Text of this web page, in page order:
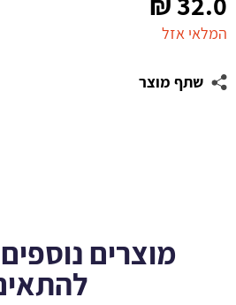
המלאי אזל
שתף מוצר
מוצרים